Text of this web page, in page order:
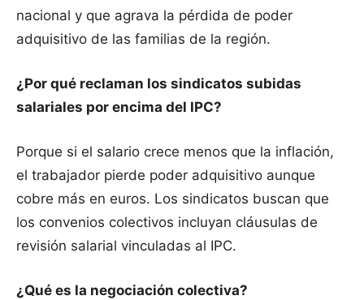
nacional y que agrava la pérdida de poder
adquisitivo de las familias de la región.
¿Por qué reclaman los sindicatos subidas
salariales por encima del IPC?
Porque si el salario crece menos que la inflación,
el trabajador pierde poder adquisitivo aunque
cobre más en euros. Los sindicatos buscan que
los convenios colectivos incluyan cláusulas de
revisión salarial vinculadas al IPC.
¿Qué es la negociación colectiva?